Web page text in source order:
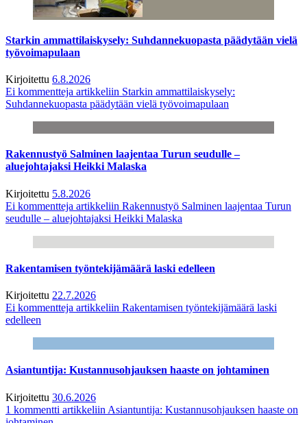
Starkin ammattilaiskysely: Suhdannekuopasta päädytään vielä
työvoimapulaan
Kirjoitettu 6.8.2026
Ei kommentteja artikkeliin Starkin ammattilaiskysely:
Suhdannekuopasta päädytään vielä työvoimapulaan
Rakennustyö Salminen laajentaa Turun seudulle –
aluejohtajaksi Heikki Malaska
Kirjoitettu 5.8.2026
Ei kommentteja artikkeliin Rakennustyö Salminen laajentaa Turun
seudulle – aluejohtajaksi Heikki Malaska
Rakentamisen työntekijämäärä laski edelleen
Kirjoitettu 22.7.2026
Ei kommentteja artikkeliin Rakentamisen työntekijämäärä laski
edelleen
Asiantuntija: Kustannusohjauksen haaste on johtaminen
Kirjoitettu 30.6.2026
1 kommentti artikkeliin Asiantuntija: Kustannusohjauksen haaste on